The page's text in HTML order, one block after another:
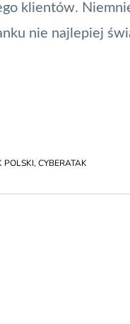
klientów.
nie najlepiej
POLSKI, CYBERATAK